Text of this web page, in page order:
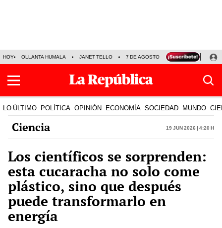
HOY OLLANTA HUMALA JANET TELLO 7 DE AGOSTO TINKA RESULTADOS
LO ÚLTIMO POLÍTICA OPINIÓN ECONOMÍA SOCIEDAD MUNDO
Ciencia 19 Jun 2026 | 4:20 h
Los científicos se sorprenden:
esta cucaracha no solo come
plástico, sino que después
puede transformarlo en
energía